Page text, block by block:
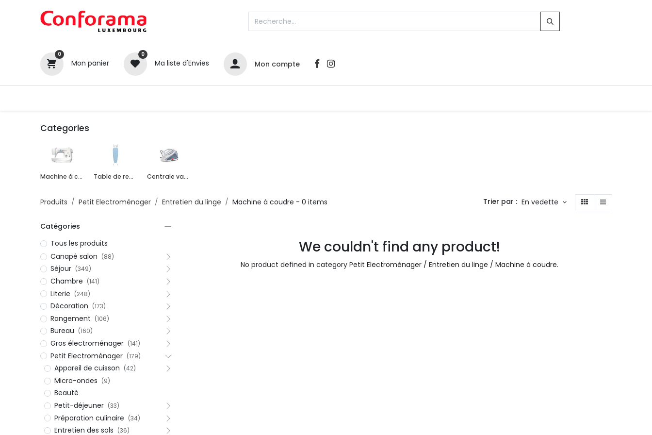
0
Mon panier
0
Ma liste d'Envies Mon compte
Categories
Machine à coudre Table de repassage Centrale vapeur
Produits Petit Electroménager Entretien du linge Machine à coudre - 0 items Trier par : En vedette
Catégories
Tous les produits
Canapé salon (88)
Séjour (349)
Chambre (141)
Literie (248)
Décoration (173)
Rangement (106)
Bureau (160)
Gros électroménager (141)
Petit Electroménager (179)
Appareil de cuisson (42)
Micro-ondes (9)
Beauté
Petit-déjeuner (33)
Préparation culinaire (34)
Entretien des sols (36)
We couldn't find any product!
No product defined in category Petit Electroménager / Entretien du linge / Machine à coudre.